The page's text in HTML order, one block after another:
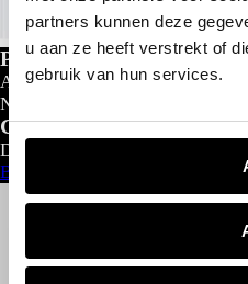
partners kunnen deze
u aan ze heeft verstrekt of
gebruik van hun services.
Private lease
Al gedacht aan private lease?
Nu al vanaf
Configureer nu
Direct leverbaar
Bekijk aanbod